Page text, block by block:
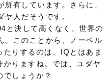
有しています。さらに、
人だそうです。
と決して高くなく、世界の
。このことから、ノーベル
りするのは、IQとはあま
かりますね。では、ユダヤ
しょうか？